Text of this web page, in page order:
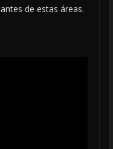
de estas áreas.